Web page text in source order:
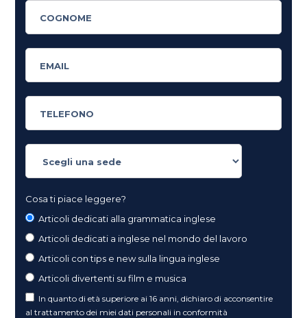
Cosa ti piace leggere?
Articoli dedicati alla grammatica inglese
Articoli dedicati a inglese nel mondo del lavoro
Articoli con tips e new sulla lingua inglese
Articoli divertenti su film e musica
In quanto di età superiore ai 16 anni, dichiaro di acconsentire
al trattamento dei miei dati personali in conformità